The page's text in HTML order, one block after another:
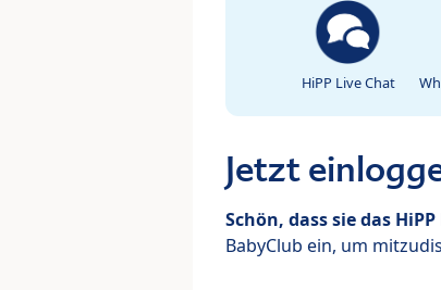
HiPP Live Chat
Jetzt
Schön, dass sie das
BabyClub ein, um